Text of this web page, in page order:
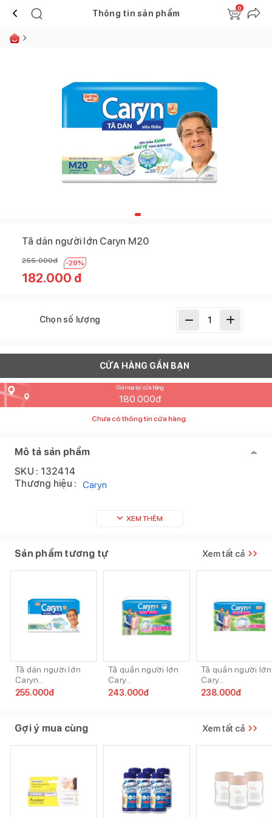
Thông tin sản phẩm
0
Tã dán người lớn Caryn M20
255.000đ -28%
182.000 đ
Chọn số lượng
CỬA HÀNG GẦN BẠN
Giá mua tại cửa hàng
180.000đ
Chưa có thông tin cửa hàng.
Mô tả sản phẩm
SKU : 132414
Thương hiệu : Caryn
XEM THÊM
Sản phẩm tương tự Xem tất cả
Tã dán người lớn
Caryn...
255.000đ
Tã quần người lớn
Cary...
243.000đ
Tã quần người lớn
Cary...
238.000đ
Gợi ý mua cùng Xem tất cả